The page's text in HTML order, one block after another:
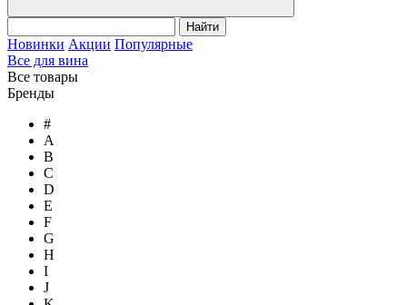
Найти
Новинки Акции Популярные
Все для вина
Все товары
Бренды
#
A
B
C
D
E
F
G
H
I
J